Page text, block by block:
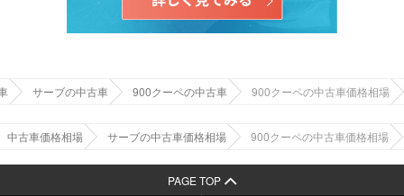
サーブの中古車 900クーペの中古車 900クーペの中古車価格相場
中古車価格相場 サーブの中古車価格相場 900クーペの中古車価格相場
PAGE TOP